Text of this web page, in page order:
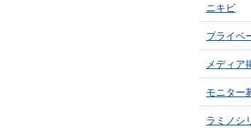
ニキビ
プライベ
メディア
モニター
ラミノシ